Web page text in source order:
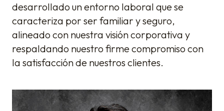
desarrollado un entorno laboral que se
caracteriza por ser familiar y seguro,
alineado con nuestra visión corporativa y
respaldando nuestro firme compromiso con
la satisfacción de nuestros clientes.